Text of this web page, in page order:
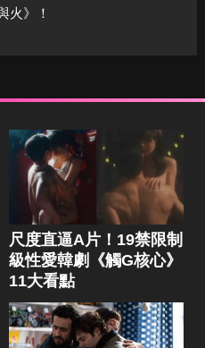
火》！
尺度直逼A片！19禁限制
級性愛韓劇《觸G核心》
11大看點